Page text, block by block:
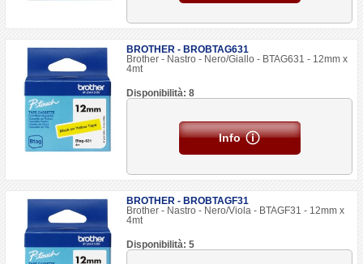
BROTHER - BROBTAG631
Brother - Nastro - Nero/Giallo - BTAG631 - 12mm x
4mt
Disponibilità: 8
Info
BROTHER - BROBTAGF31
Brother - Nastro - Nero/Viola - BTAGF31 - 12mm x
4mt
Disponibilità: 5